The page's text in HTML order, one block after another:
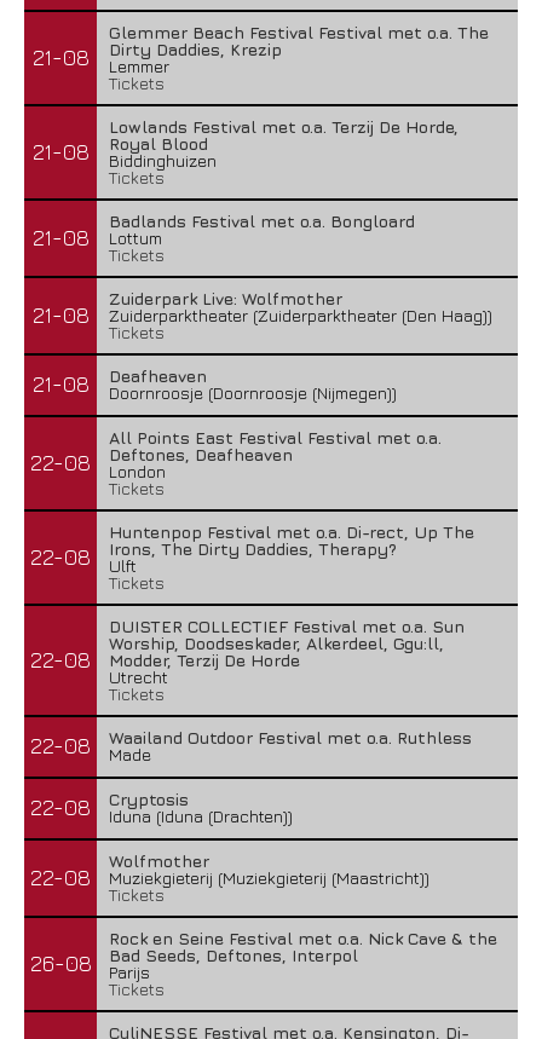
21-08
Glemmer Beach Festival Festival met o.a. The
Dirty Daddies, Krezip
Lemmer
Tickets
21-08
Lowlands Festival met o.a. Terzij De Horde,
Royal Blood
Biddinghuizen
Tickets
21-08
Badlands Festival met o.a. Bongloard
Lottum
Tickets
21-08
Zuiderpark Live: Wolfmother
Zuiderparktheater (Zuiderparktheater (Den Haag))
Tickets
21-08
Deafheaven
Doornroosje (Doornroosje (Nijmegen))
22-08
All Points East Festival Festival met o.a.
Deftones, Deafheaven
London
Tickets
22-08
Huntenpop Festival met o.a. Di-rect, Up The
Irons, The Dirty Daddies, Therapy?
Ulft
Tickets
22-08
DUISTER COLLECTIEF Festival met o.a. Sun
Worship, Doodseskader, Alkerdeel, Ggu:ll,
Modder, Terzij De Horde
Utrecht
Tickets
22-08
Waailand Outdoor Festival met o.a. Ruthless
Made
22-08
Cryptosis
Iduna (Iduna (Drachten))
22-08
Wolfmother
Muziekgieterij (Muziekgieterij (Maastricht))
Tickets
26-08
Rock en Seine Festival met o.a. Nick Cave & the
Bad Seeds, Deftones, Interpol
Parijs
Tickets
CuliNESSE Festival met o.a. Kensington, Di-